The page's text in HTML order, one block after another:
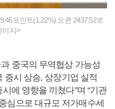
포인트(1.22%) 오른 2437.52로
이지>
중국의 무역협상 가능성
증시 상승, 상장기업 실적
에 영향을 끼쳤다”며 “기관
심으로 대규모 저가매수세